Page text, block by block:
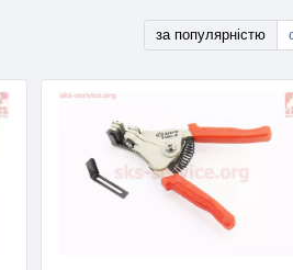
за популярністю